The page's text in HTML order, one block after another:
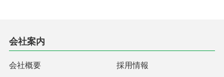
会社案内
会社概要 採用情報